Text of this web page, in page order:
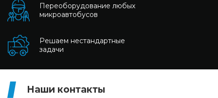
Переоборудование любых
микроавтобусов
Решаем нестандартные
задачи
Наши контакты